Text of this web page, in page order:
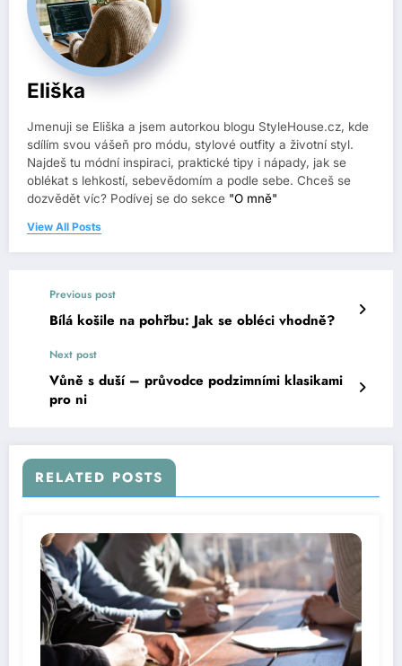
Eliška
Jmenuji se Eliška a jsem autorkou blogu StyleHouse.cz, kde
sdílím svou vášeň pro módu, stylové outfity a životní styl.
Najdeš tu módní inspiraci, praktické tipy i nápady, jak se
oblékat s lehkostí, sebevědomím a podle sebe. Chceš se
dozvědět víc? Podívej se do sekce "O mně"
View All Posts
Previous post
Bílá košile na pohřbu: Jak se obléci vhodně?
Next post
Vůně s duší – průvodce podzimními klasikami
pro ni
RELATED POSTS